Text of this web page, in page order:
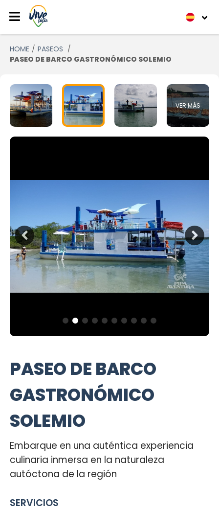
HOME
PASEOS
PASEO DE BARCO GASTRONÓMICO SOLEMIO
VER MÁS
PASEO DE BARCO
GASTRONÓMICO
SOLEMIO
Embarque en una auténtica experiencia
culinaria inmersa en la naturaleza
autóctona de la región
SERVICIOS